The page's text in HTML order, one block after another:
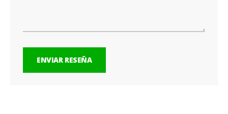
ENVIAR RESEÑA